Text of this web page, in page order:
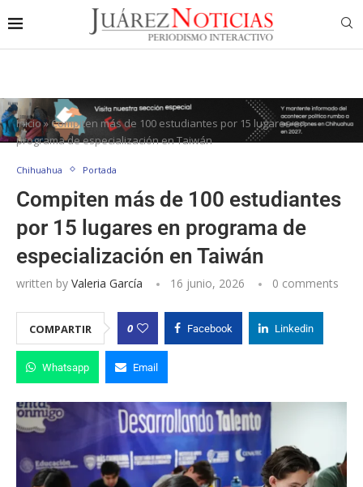
Inicio»Compiten más de 100 estudiantes por 15 lugares en
programa de especialización en Taiwán
Chihuahua Portada
Compiten más de 100 estudiantes
por 15 lugares en programa de
especialización en Taiwán
written by Valeria García 16 junio, 2026 0 comments
COMPARTIR 0 Facebook Linkedin
Whatsapp Email